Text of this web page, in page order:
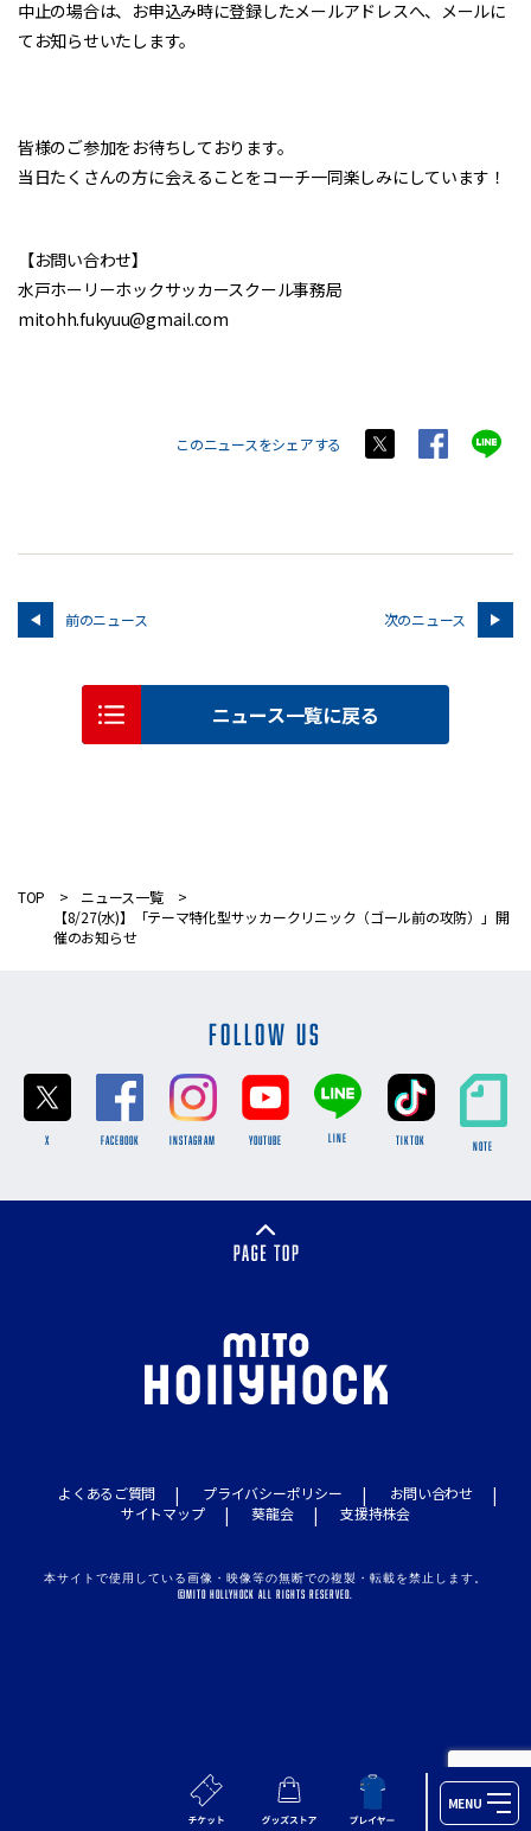
MENU
中止の場合は、お申込み時に登録したメールアドレスへ、メールに
てお知らせいたします。
皆様のご参加をお待ちしております。
当日たくさんの方に会えることをコーチ一同楽しみにしています！
【お問い合わせ】
水戸ホーリーホックサッカースクール事務局
mitohh.fukyuu@gmail.com
このニュースをシェアする
前のニュース 次のニュース
ニュース一覧に戻る
TOP
ニュース一覧
【8/27(水)】「テーマ特化型サッカークリニック（ゴール前の攻防）」開
催のお知らせ
FOLLOW US
X FACEBOOK INSTAGRAM YOUTUBE LINE TikTok NOTE
よくあるご質問 プライバシーポリシー
お問い合わせ
サイトマップ
葵龍会 支援持株会
本サイトで使用している画像・映像等の無断での複製・転載を禁止します。
©MITO HOLLYHOCK ALL RIGHTS RESERVED.